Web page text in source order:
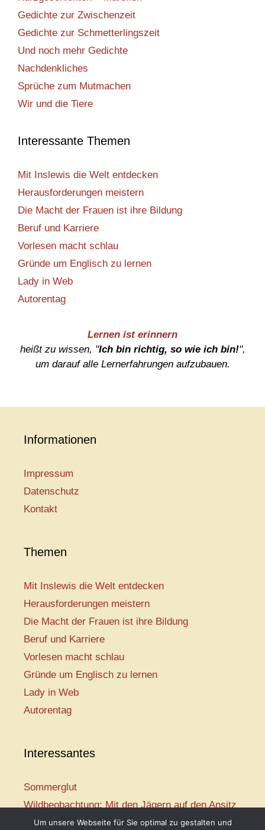
Gedichte zur Zwischenzeit
Gedichte zur Schmetterlingszeit
Und noch mehr Gedichte
Nachdenkliches
Sprüche zum Mutmachen
Wir und die Tiere
Interessante Themen
Mit Inslewis die Welt entdecken
Herausforderungen meistern
Die Macht der Frauen ist ihre Bildung
Beruf und Karriere
Vorlesen macht schlau
Gründe um Englisch zu lernen
Lady in Web
Autorentag
Lernen ist erinnern
heißt zu wissen, "Ich bin richtig, so wie ich bin!",
um darauf alle Lernerfahrungen aufzubauen.
Informationen
Impressum
Datenschutz
Kontakt
Themen
Mit Inslewis die Welt entdecken
Herausforderungen meistern
Die Macht der Frauen ist ihre Bildung
Beruf und Karriere
Vorlesen macht schlau
Gründe um Englisch zu lernen
Lady in Web
Autorentag
Interessantes
Sommerglut
Wildbeobachtung: Mit den Jägern auf den Ansitz
Mir ist so heiß
Um unsere Webseite für Sie optimal zu gestalten und